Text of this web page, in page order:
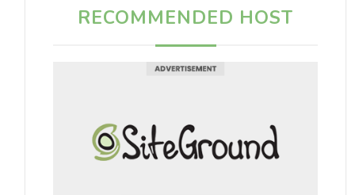
RECOMMENDED HOST